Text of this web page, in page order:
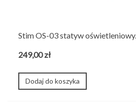
Stim OS-03 statyw oświetleniowy...
249,00 zł
Dodaj do koszyka